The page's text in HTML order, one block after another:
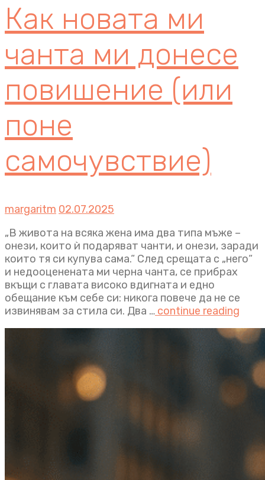
Как новата ми
чанта ми донесе
повишение (или
поне
самочувствие)
margaritm 02.07.2025
„В живота на всяка жена има два типа мъже –
онези, които ѝ подаряват чанти, и онези, заради
които тя си купува сама.“ След срещата с „него“
и недооценената ми черна чанта, се прибрах
вкъщи с главата високо вдигната и едно
обещание към себе си: никога повече да не се
извинявам за стила си. Два … continue reading